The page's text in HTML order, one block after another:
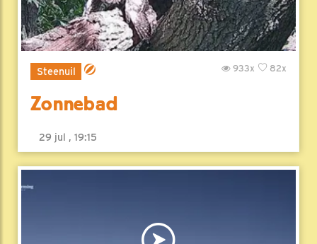
Steenuil 82x
933x
Zonnebad
29 jul , 19:15